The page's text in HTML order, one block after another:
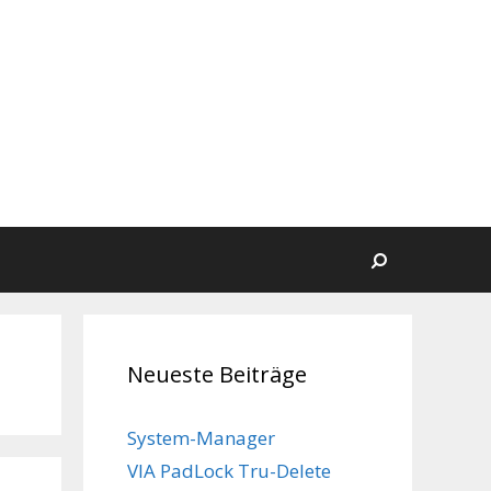
Suchen
Neueste Beiträge
System-Manager
VIA PadLock Tru-Delete